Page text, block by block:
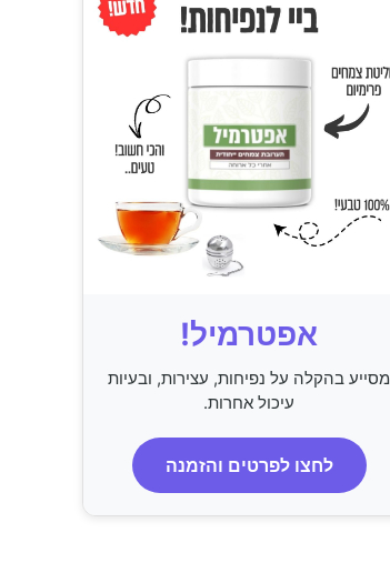
אפטרמיל!
מסייע בהקלה על נפיחות, עצירות, ובעיות
עיכול אחרות.
לחצו לפרטים והזמנה